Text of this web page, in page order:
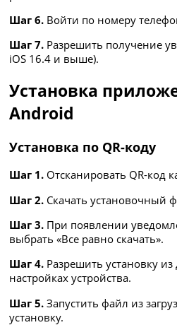
Шаг 6. Войти по номеру
Шаг 7. Разрешить получение
iOS 16.4 и выше).
Установка
Android
Установка по QR-коду
Шаг 1. Отсканировать QR-код
Шаг 2. Скачать установочный
Шаг 3. При появлении
выбрать «Все равно скачать».
Шаг 4. Разрешить установку
настройках устройства.
Шаг 5. Запустить файл из
установку.